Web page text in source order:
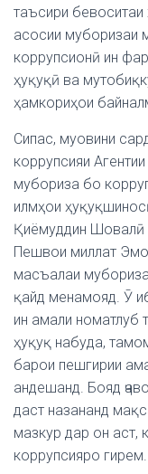
таъсири
асосии муборизаи
коррупсионӣ ин
ҳуқуқӣ ва
ҳамкориҳои
Сипас, муовини
коррупсияи
мубориза бо
илмҳои
Қиёмуддин Шовалӣ
Пешвои миллат
масъалаи
қайд менамояд. Ӯ
ин амали номатлуб
ҳуқуқ набуда,
барои пешгирии
андешанд. Бояд
даст назананд
мазкур дар он аст,
коррупсияро гирем.